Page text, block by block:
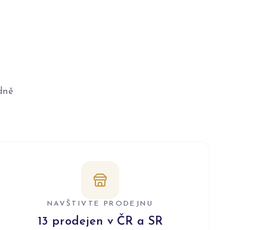
NAVŠTIVTE PRODEJNU
13 prodejen v ČR a SR